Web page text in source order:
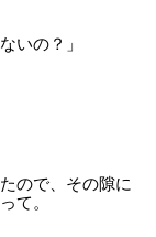
いの？」
ので、その隙に
て。